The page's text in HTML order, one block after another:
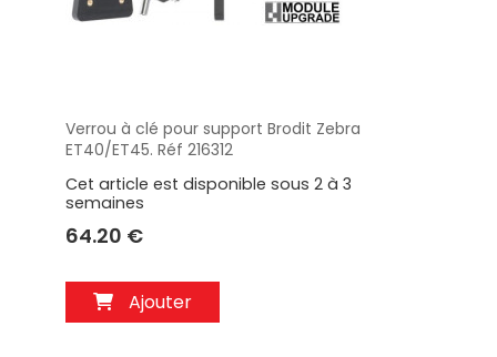
Aperçu
Verrou à clé pour support Brodit Zebra
ET40/ET45. Réf 216312
Cet article est disponible sous 2 à 3
semaines
64.20 €
Ajouter